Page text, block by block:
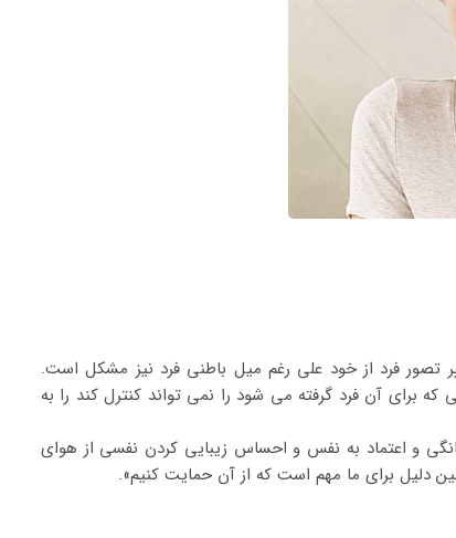
تصور فرد از خود علی رغم میل باطنی فرد نیز مشکل است.
برای آن فرد گرفته می شود را نمی تواند کنترل کند را به
و اعتماد به نفس و احساس زیبایی کردن نفسی از هوای